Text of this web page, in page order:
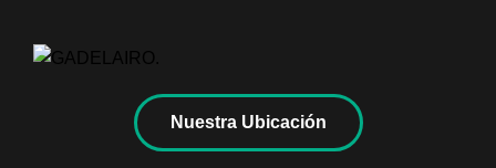
Nuestra Ubicación